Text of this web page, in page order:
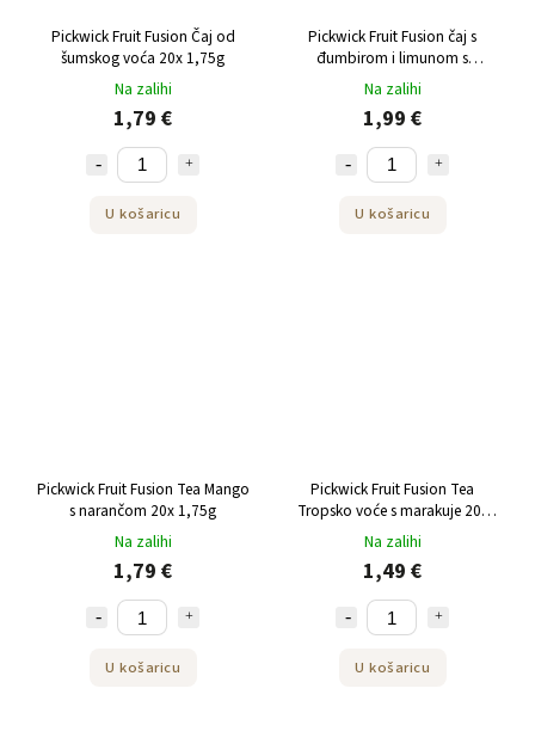
Pickwick Fruit Fusion Čaj od
šumskog voća 20x 1,75g
Na zalihi
1,79 €
U košaricu
Pickwick Fruit Fusion čaj s
đumbirom i limunom s
limunskom travom 20x 2g
Na zalihi
1,99 €
U košaricu
Pickwick Fruit Fusion Tea Mango
s narančom 20x 1,75g
Na zalihi
1,79 €
U košaricu
Pickwick Fruit Fusion Tea
Tropsko voće s marakuje 20x
1,75g
Na zalihi
1,49 €
U košaricu